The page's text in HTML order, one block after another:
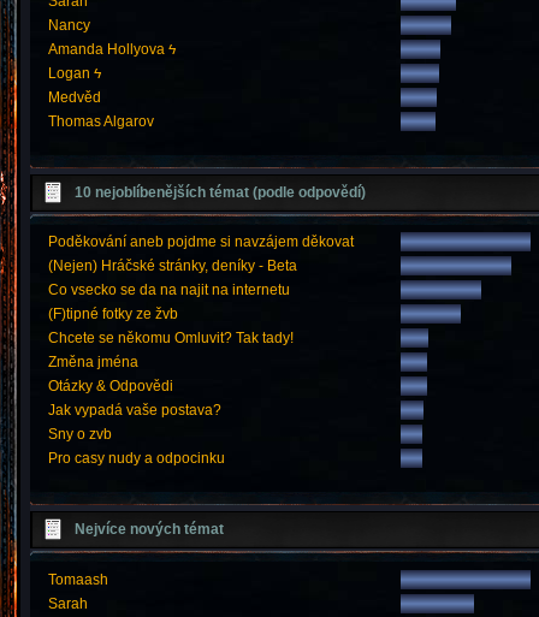
Nancy
Amanda Hollyova ϟ
Logan ϟ
Medvěd
Thomas Algarov
10 nejoblíbenějších témat (podle odpovědí)
Poděkování aneb pojdme si navzájem děkovat
(Nejen) Hráčské stránky, deníky - Beta
Co vsecko se da na najit na internetu
(F)tipné fotky ze žvb
Chcete se někomu Omluvit? Tak tady!
Změna jména
Otázky & Odpovědi
Jak vypadá vaše postava?
Sny o zvb
Pro casy nudy a odpocinku
Nejvíce nových témat
Tomaash
Sarah